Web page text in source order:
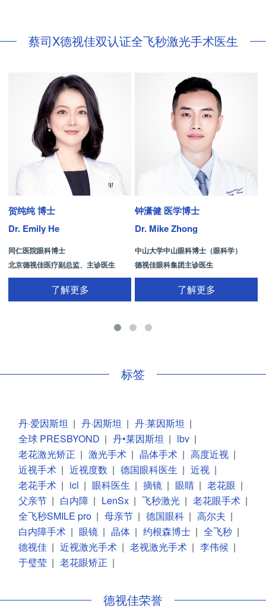
蔡司X德视佳双认证全飞秒激光手术医生
贺纯纯 博士
Dr. Emily He
同仁医院眼科博士
北京德视佳医疗副总监、主诊医生
了解更多
钟潇健 医学博士
Dr. Mike Zhong
中山大学中山眼科博士（眼科学）
德视佳眼科集团主诊医生
了解更多
标签
丹·爱因斯坦 | 丹·因斯坦 | 丹·莱因斯坦 |
全球 PRESBYOND | 丹•莱因斯坦 | lbv |
老花激光矫正 | 激光手术 | 晶体手术 | 高度近视 |
近视手术 | 近视度数 | 德国眼科医生 | 近视 |
老花手术 | icl | 眼科医生 | 摘镜 | 眼睛 | 老花眼 |
父亲节 | 白内障 | LenSx | 飞秒激光 | 老花眼手术 |
全飞秒SMILE pro | 母亲节 | 德国眼科 | 高尔夫 |
白内障手术 | 眼镜 | 晶体 | 约根森博士 | 全飞秒 |
德视佳 | 近视激光手术 | 老视激光手术 | 李伟候 |
于璧莹 | 老花眼矫正 |
德视佳荣誉